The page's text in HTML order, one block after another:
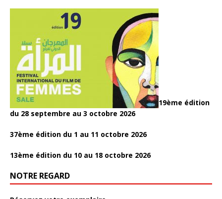
19ème édition
du 28 septembre au 3 octobre 2026
37ème édition du 1 au 11 octobre 2026
13ème édition du 10 au 18 octobre 2026
NOTRE REGARD